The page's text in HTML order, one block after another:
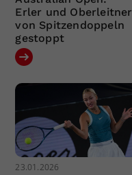
Erler und Oberleitner
von Spitzendoppeln
gestoppt
23.01.2026